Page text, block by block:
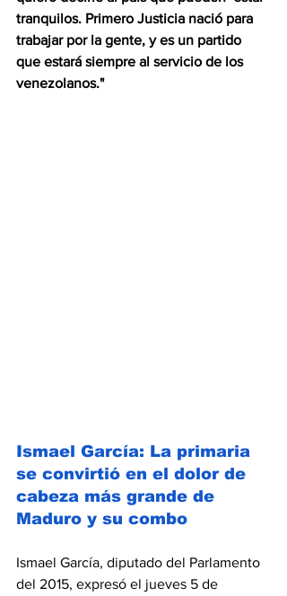
tranquilos. Primero Justicia nació para
trabajar por la gente, y es un partido
que estará siempre al servicio de los
venezolanos."
Ismael García: La primaria
se convirtió en el dolor de
cabeza más grande de
Maduro y su combo
Ismael García, diputado del Parlamento
del 2015, expresó el jueves 5 de